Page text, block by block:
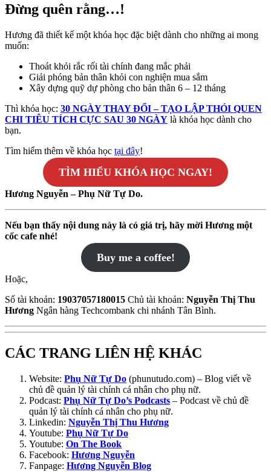
Đừng quên rằng…!
Hương đã thiết kế một khóa học đặc biệt dành cho những ai mong
muốn:
Thoát khỏi rắc rối tài chính đang mắc phải
Giải phóng bản thân khỏi con nghiện mua sắm
Xây dựng quỹ dự phòng cho bản thân 6 – 12 tháng
Thì khóa học: 30 NGÀY THAY ĐỔI – TẠO LẬP THÓI QUEN
CHI TIÊU TÍCH CỰC SAU 30 NGÀY là khóa học dành cho
bạn.
Tìm hiểm thêm về khóa học tại đây!
TÌM HIỂU KHÓA HỌC NGAY!
Hương Nguyễn – Phụ Nữ Tự Do.
Nếu bạn thấy nội dung này là có giá trị, hãy mời Hương một
cốc cafe nhé!
Buy me a coffee!
Hoặc,
Số tài khoản: 19037057180015 Chủ tài khoản: Nguyễn Thị Thu
Hương Ngân hàng Techcombank chi nhánh Tân Bình.
CÁC TRANG LIÊN HỆ KHÁC
Website: Phụ Nữ Tự Do (phunutudo.com) – Blog viết về
chủ đề quản lý tài chính cá nhân cho phụ nữ.
Podcast: Phụ Nữ Tự Do’s Podcasts – Podcast về chủ đề
quản lý tài chính cá nhân cho phụ nữ.
Linkedin: Nguyễn Thị Thu Hương
Youtube: Phụ Nữ Tự Do
Youtube: On The Book
Facebook: Hương Nguyễn
Fanpage: Hương Nguyễn Blog